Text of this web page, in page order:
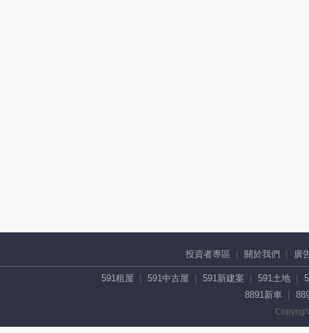
投資者專區 關於我們 廣
591租屋 591中古屋 591新建案 591土地
8891新車